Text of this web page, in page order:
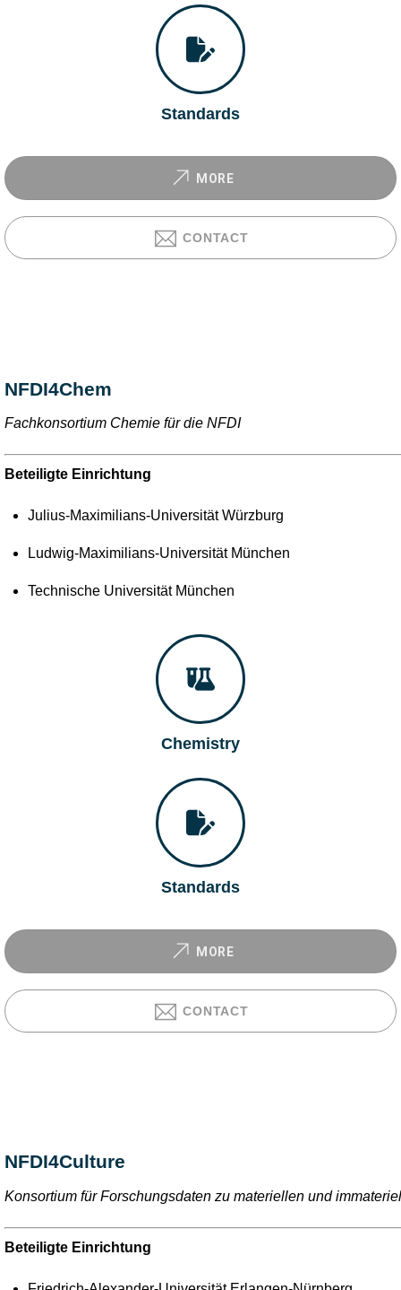
Standards
MORE
CONTACT
NFDI4Chem
Fachkonsortium Chemie für die NFDI
Beteiligte Einrichtung
Julius-Maximilians-Universität Würzburg
Ludwig-Maximilians-Universität München
Technische Universität München
Chemistry
Standards
MORE
CONTACT
NFDI4Culture
Konsortium für Forschungsdaten zu materiellen und
Beteiligte Einrichtung